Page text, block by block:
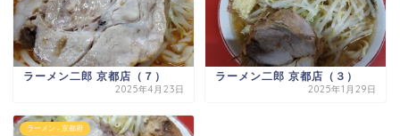
ラーメン二郎 京都店（７）
2025年4月23日
ラーメン二郎 京都店（３）
2025年1月29日
ラーメン - 京都府